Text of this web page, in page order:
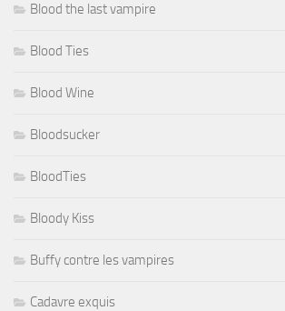
Blood the last vampire
Blood Ties
Blood Wine
Bloodsucker
BloodTies
Bloody Kiss
Buffy contre les vampires
Cadavre exquis